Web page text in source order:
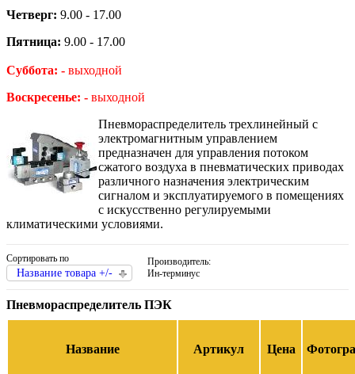
Четверг: 9.00 - 17.00
Пятница: 9.00 - 17.00
Суббота: - выходной
Воскресенье: - выходной
Пневмораспределитель трехлинейный с
электромагнитным управлением
предназначен для управления потоком
сжатого воздуха в пневматических приводах
различного назначения электрическим
сигналом и эксплуатируемого в помещениях
с искусственно регулируемыми
климатическими условиями.
Сортировать по
Название товара +/-
Производитель:
Ин-терминус
Пневмораспределитель ПЭК
Название Артикул Цена